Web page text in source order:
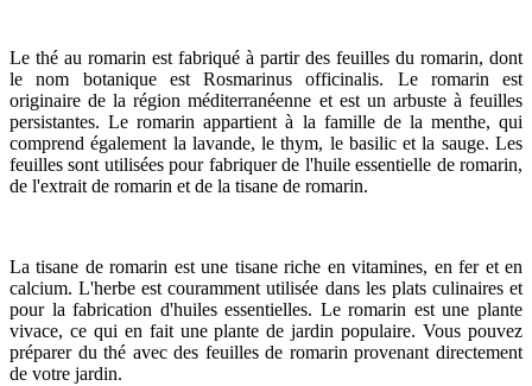
Le thé au romarin est fabriqué à partir des feuilles du romarin, dont
le nom botanique est Rosmarinus officinalis. Le romarin est
originaire de la région méditerranéenne et est un arbuste à feuilles
persistantes. Le romarin appartient à la famille de la menthe, qui
comprend également la lavande, le thym, le basilic et la sauge. Les
feuilles sont utilisées pour fabriquer de l'huile essentielle de romarin,
de l'extrait de romarin et de la tisane de romarin.
La tisane de romarin est une tisane riche en vitamines, en fer et en
calcium. L'herbe est couramment utilisée dans les plats culinaires et
pour la fabrication d'huiles essentielles. Le romarin est une plante
vivace, ce qui en fait une plante de jardin populaire. Vous pouvez
préparer du thé avec des feuilles de romarin provenant directement
de votre jardin.